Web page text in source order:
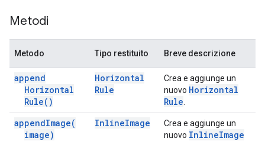
Metodi
Metodo Tipo restituito Breve descrizione
append
Horizontal
Rule( )
Horizontal
Rule
Crea e aggiunge un
nuovo Horizontal
Rule
appendImage(
image)
InlineImage
Crea e aggiunge un
nuovo InlineImage